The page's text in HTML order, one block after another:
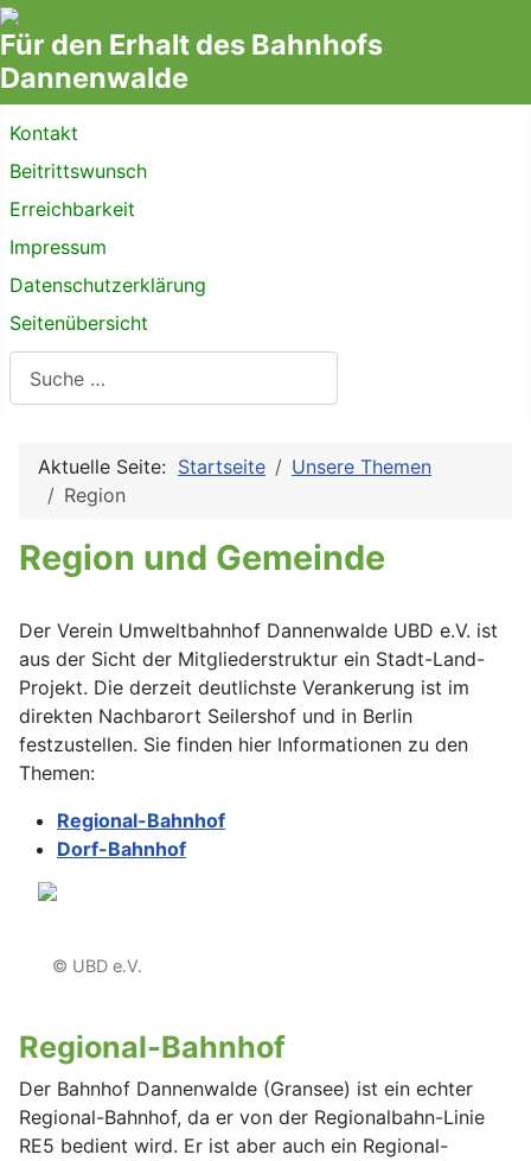
Für den Erhalt des Bahnhofs
Dannenwalde
Kontakt
Beitrittswunsch
Erreichbarkeit
Impressum
Datenschutzerklärung
Seitenübersicht
Aktuelle Seite: Startseite
Unsere Themen
Region
Region und Gemeinde
Der Verein Umweltbahnhof Dannenwalde UBD e.V. ist
aus der Sicht der Mitgliederstruktur ein Stadt-Land-
Projekt. Die derzeit deutlichste Verankerung ist im
direkten Nachbarort Seilershof und in Berlin
festzustellen. Sie finden hier Informationen zu den
Themen:
Regional-Bahnhof
Dorf-Bahnhof
© UBD e.V.
Regional-Bahnhof
Der Bahnhof Dannenwalde (Gransee) ist ein echter
Regional-Bahnhof, da er von der Regionalbahn-Linie
RE5 bedient wird. Er ist aber auch ein Regional-